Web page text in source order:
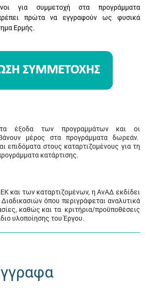
για συμμετοχή στα προγράμματα
πρώτα να εγγραφούν ως φυσικά
Ερμής.
έξοδα των προγραμμάτων και οι
μέρος στα προγράμματα δωρεάν.
επιδόματα στους καταρτιζομένους για τη
κατάρτισης.
και των καταρτιζομένων, η ΑνΑΔ εκδίδει
όπου περιγράφεται αναλυτικά
καθώς και τα κριτήρια/προϋποθέσεις
υλοποίησης του Έργου.